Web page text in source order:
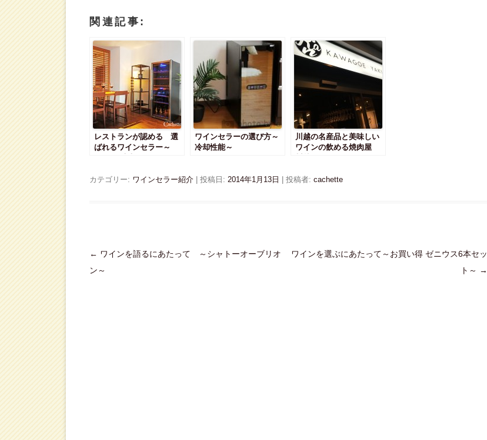
b
o
k
で
共
有
す
る
に
は
ク
リ
ッ
ク
し
て
く
だ
(
新
開
き
し
て
T
w
i
e
r
で
共
有
(
新
し
い
ウ
ィ
ン
で
開
関連記事:
レストランが認める 選
ばれるワインセラー～
ワインセラーの選び方～
冷却性能～
川越の名産品と美味しい
ワインの飲める焼肉屋
カテゴリー: ワインセラー紹介 | 投稿日: 2014年1月13日 投稿者: cachette
投
稿
← ワインを語るにあたって ～シャトーオーブリオ
ン～
ワインを選ぶにあたって～お買い得 ゼニウス6本セッ
ト～ →